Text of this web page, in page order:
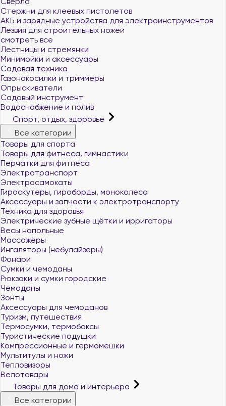
Стержни для клеевых пистолетов
АКБ и зарядные устройства для электроинструментов
Лезвия для строительных ножей
смотреть все
Лестницы и стремянки
Минимойки и аксессуары
Садовая техника
Газонокосилки и триммеры
Опрыскиватели
Садовый инструмент
Водоснабжение и полив
Спорт, отдых, здоровье
Все категории
Товары для спорта
Товары для фитнеса, гимнастики
Перчатки для фитнеса
Электротранспорт
Электросамокаты
Гироскутеры, гироборды, моноколеса
Аксессуары и запчасти к электротранспорту
Техника для здоровья
Электрические зубные щётки и ирригаторы
Весы напольные
Массажёры
Ингаляторы (небулайзеры)
Фонари
Сумки и чемоданы
Рюкзаки и сумки городские
Чемоданы
Зонты
Аксессуары для чемоданов
Туризм, путешествия
Термосумки, термобоксы
Туристические подушки
Компрессионные и гермомешки
Мультитулы и ножи
Тепловизоры
Велотовары
Товары для дома и интерьера
Все категории